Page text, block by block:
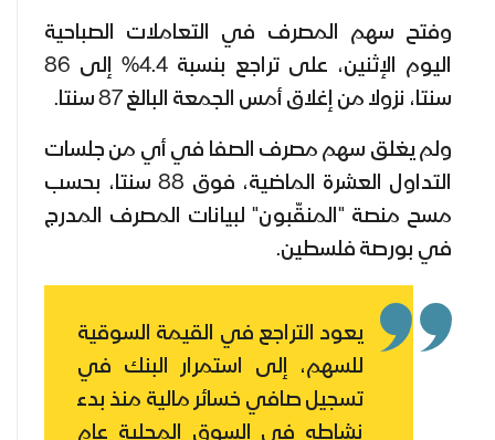
وفتح سهم المصرف في التعاملات الصباحية
اليوم الإثنين، على تراجع بنسبة 4.4% إلى 86
سنتا، نزولا من إغلاق أمس الجمعة البالغ 87 سنتا.
ولم يغلق سهم مصرف الصفا في أي من جلسات
التداول العشرة الماضية، فوق 88 سنتا، بحسب
مسح منصة "المنقّبون" لبيانات المصرف المدرج
في بورصة فلسطين.
يعود التراجع في القيمة السوقية
للسهم، إلى استمرار البنك في
تسجيل صافي خسائر مالية منذ بدء
نشاطه في السوق المحلية عام